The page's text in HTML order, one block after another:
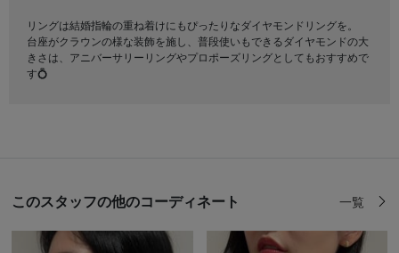
リングは結婚指輪の重ね着けにもぴったりなダイヤモンドリングを。
台座がクラウンの様な装飾を施し、普段使いもできるダイヤモンドの大
きさは、アニバーサリーリングやプロポーズリングとしてもおすすめで
す💍
このスタッフの他のコーディネート 一覧